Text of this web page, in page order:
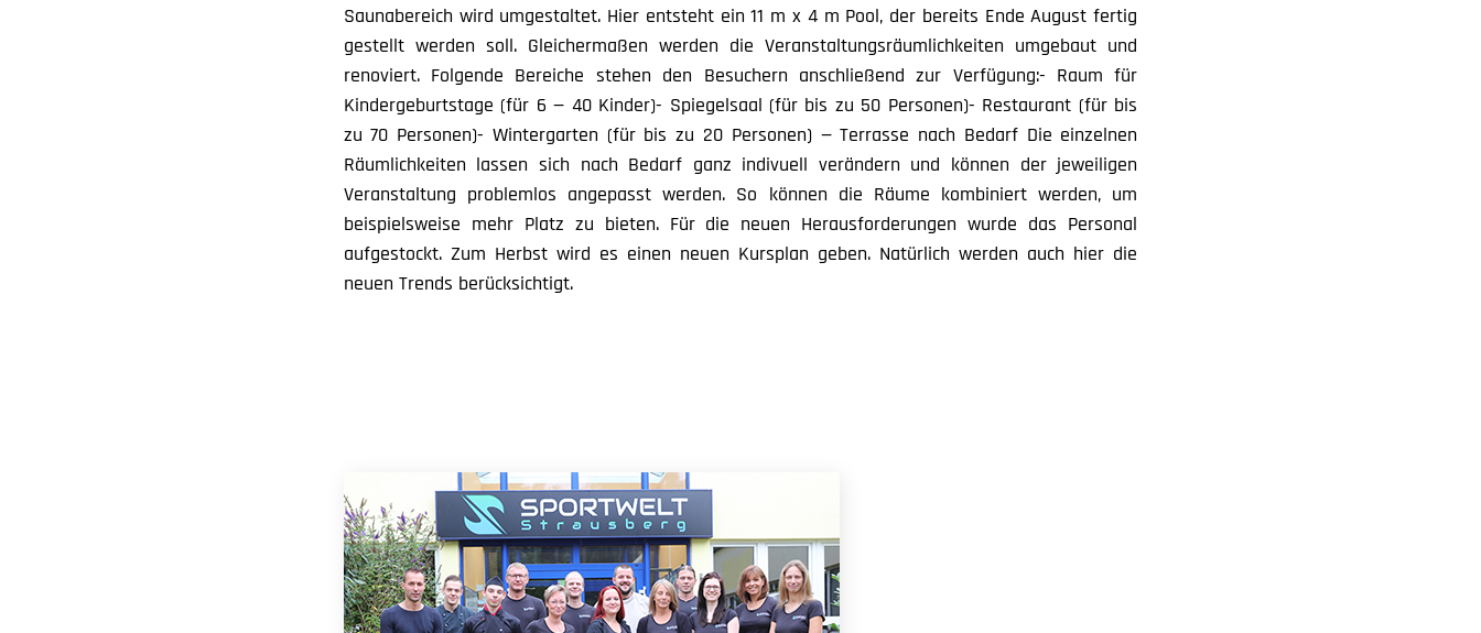
Saunabereich wird umgestaltet. Hier entsteht ein 11 m x 4 m Pool, der bereits Ende August fertig
gestellt werden soll. Gleichermaßen werden die Veranstaltungsräumlichkeiten umgebaut und
renoviert. Folgende Bereiche stehen den Besuchern anschließend zur Verfügung:- Raum für
Kindergeburtstage (für 6 — 40 Kinder)- Spiegelsaal (für bis zu 50 Personen)- Restaurant (für bis
zu 70 Personen)- Wintergarten (für bis zu 20 Personen) — Terrasse nach Bedarf Die einzelnen
Räumlichkeiten lassen sich nach Bedarf ganz indivuell verändern und können der jeweiligen
Veranstaltung problemlos angepasst werden. So können die Räume kombiniert werden, um
beispielsweise mehr Platz zu bieten. Für die neuen Herausforderungen wurde das Personal
aufgestockt. Zum Herbst wird es einen neuen Kursplan geben. Natürlich werden auch hier die
neuen Trends berücksichtigt.